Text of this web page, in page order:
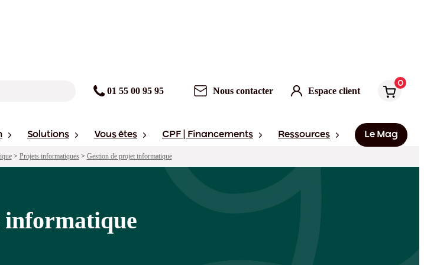
01 55 00 95 95 Nous contacter Espace client
0
Solutions Vous êtes CPF | Financements Ressources Le Mag
> Projets informatiques> Gestion de projet informatique